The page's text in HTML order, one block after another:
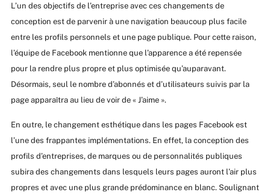
L’un des objectifs de l’entreprise avec ces changements de
conception est de parvenir à une navigation beaucoup plus facile
entre les profils personnels et une page publique. Pour cette raison,
l’équipe de Facebook mentionne que l’apparence a été repensée
pour la rendre plus propre et plus optimisée qu’auparavant.
Désormais, seul le nombre d’abonnés et d’utilisateurs suivis par la
page apparaîtra au lieu de voir de « J’aime ».
En outre, le changement esthétique dans les pages Facebook est
l’une des frappantes implémentations. En effet, la conception des
profils d’entreprises, de marques ou de personnalités publiques
subira des changements dans lesquels leurs pages auront l’air plus
propres et avec une plus grande prédominance en blanc. Soulignant